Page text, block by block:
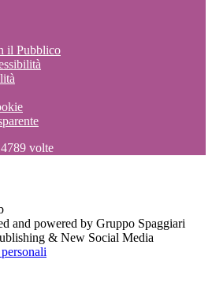
il Pubblico
volte
and powered by Gruppo Spaggiari
& New Social Media